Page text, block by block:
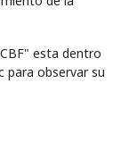
esta dentro
para observar su